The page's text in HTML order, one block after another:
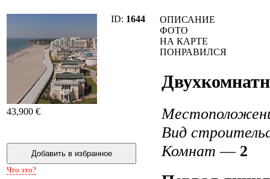
ID: 1644
43,900 €
Что это?
ОПИСАНИЕ
ФОТО
НА КАРТЕ
ПОНРАВИЛСЯ
Вид
Комнат — 2